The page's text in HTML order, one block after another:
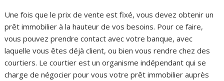
Une fois que le prix de vente est fixé, vous devez obtenir un
prêt immobilier à la hauteur de vos besoins. Pour ce faire,
vous pouvez prendre contact avec votre banque, avec
laquelle vous êtes déjà client, ou bien vous rendre chez des
courtiers. Le courtier est un organisme indépendant qui se
charge de négocier pour vous votre prêt immobilier auprès